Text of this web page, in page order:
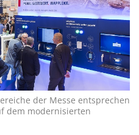
der Messe entsprechen
dem modernisierten